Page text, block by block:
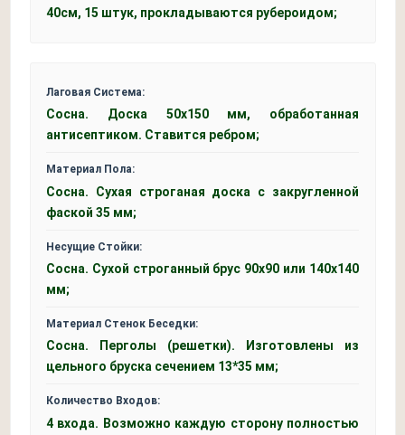
40см, 15 штук, прокладываются рубероидом;
Лаговая Система:
Сосна. Доска 50x150 мм, обработанная
антисептиком. Ставится ребром;
Материал Пола:
Сосна. Сухая строганая доска с закругленной
фаской 35 мм;
Несущие Стойки:
Сосна. Сухой строганный брус 90х90 или 140х140
мм;
Материал Стенок Беседки:
Сосна. Перголы (решетки). Изготовлены из
цельного бруска сечением 13*35 мм;
Количество Входов:
4 входа. Возможно каждую сторону полностью